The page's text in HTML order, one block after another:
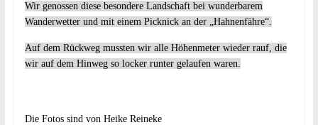
Wir genossen diese besondere Landschaft bei wunderbarem
Wanderwetter und mit einem Picknick an der „Hahnenfähre“.
Auf dem Rückweg mussten wir alle Höhenmeter wieder rauf, die
wir auf dem Hinweg so locker runter gelaufen waren.
Die Fotos sind von Heike Reineke